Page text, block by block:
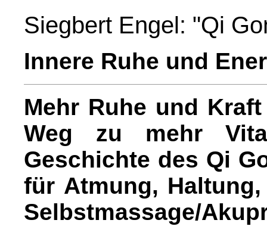
Siegbert Engel: "Qi
Innere Ruhe und
Mehr Ruhe und
Weg zu mehr
Geschichte des Qi
für Atmung,
Selbstmassage/